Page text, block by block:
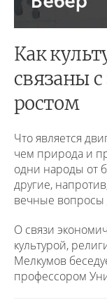
Как
связаны
ростом
Что является
чем природа и
одни народы от
другие,
вечные вопросы
О связи
культурой,
Мелкумов
профессором